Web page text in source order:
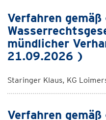
Verfahren
mündlicher
21.09.2026 )
Staringer Klaus, KG
Verfahren